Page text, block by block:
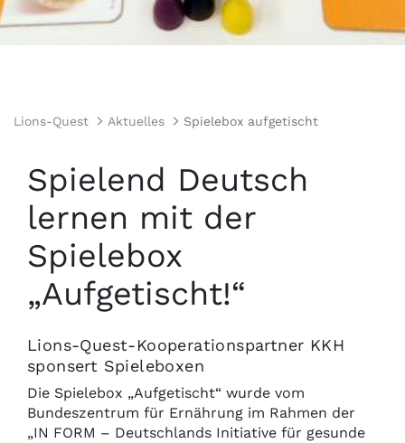
Lions-Quest Aktuelles Spielebox aufgetischt
Spielend Deutsch
lernen mit der
Spielebox
„Aufgetischt!“
Lions-Quest-Kooperationspartner KKH
sponsert Spieleboxen
Die Spielebox „Aufgetischt“ wurde vom
Bundeszentrum für Ernährung im Rahmen der
„IN FORM – Deutschlands Initiative für gesunde